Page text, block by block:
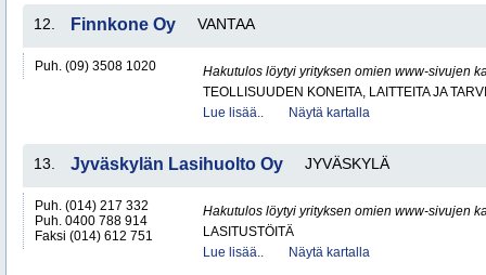
12. Finnkone Oy VANTAA
Puh. (09) 3508 1020
Hakutulos löytyi yrityksen omien www-sivujen
TEOLLISUUDEN KONEITA, LAITTEITA JA
Lue lisää..
Näytä kartalla
13. Jyväskylän Lasihuolto Oy JYVÄSKYLÄ
Puh. (014) 217 332
Puh. 0400 788 914
Faksi (014) 612 751
Hakutulos löytyi yrityksen omien www-sivujen
LASITUSTÖITÄ
Lue lisää..
Näytä kartalla